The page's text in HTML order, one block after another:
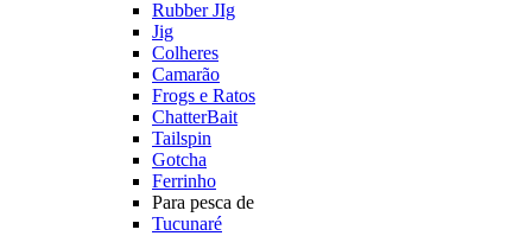
Rubber JIg
Jig
Colheres
Camarão
Frogs e Ratos
ChatterBait
Tailspin
Gotcha
Ferrinho
Para pesca de
Tucunaré